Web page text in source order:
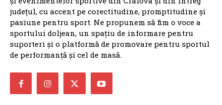
județul, cu accent pe corectitudine, promptitudine și
pasiune pentru sport. Ne propunem să fim o voce a
sportului doljean, un spațiu de informare pentru
suporteri și o platformă de promovare pentru sportul
de performanță și cel de masă.